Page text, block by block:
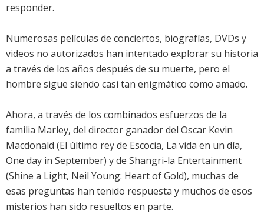
responder.
Numerosas películas de conciertos, biografías, DVDs y
videos no autorizados han intentado explorar su historia
a través de los años después de su muerte, pero el
hombre sigue siendo casi tan enigmático como amado.
Ahora, a través de los combinados esfuerzos de la
familia Marley, del director ganador del Oscar Kevin
Macdonald (El último rey de Escocia, La vida en un día,
One day in September) y de Shangri-la Entertainment
(Shine a Light, Neil Young: Heart of Gold), muchas de
esas preguntas han tenido respuesta y muchos de esos
misterios han sido resueltos en parte.